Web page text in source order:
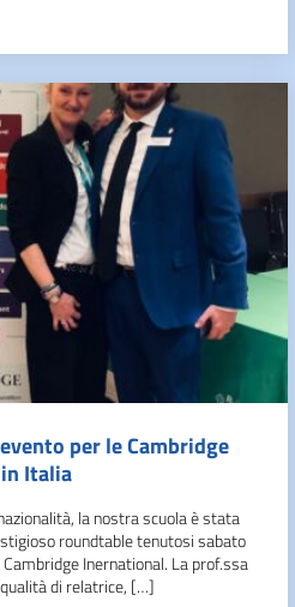
per le Cambridge
Italia
la nostra scuola è stata
roundtable tenutosi sabato
Inernational. La prof.ssa
di relatrice, […]